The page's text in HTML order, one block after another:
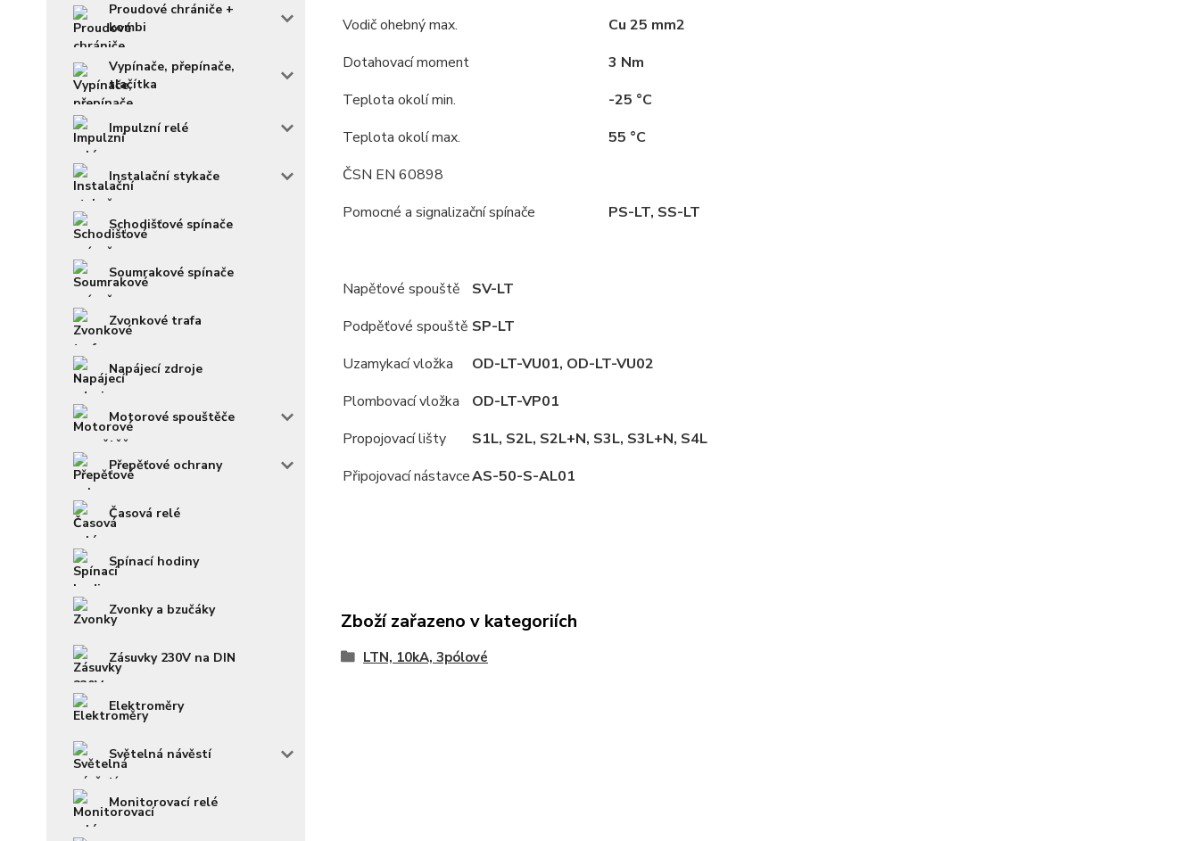
Proudové chrániče +
kombi
Vypínače, přepínače,
tlačítka
Impulzní relé
Instalační stykače
Schodišťové spínače
Soumrakové spínače
Zvonkové trafa
Napájecí zdroje
Motorové spouštěče
Přepěťové ochrany
Časová relé
Spínací hodiny
Zvonky a bzučáky
Zásuvky 230V na DIN
Elektroměry
Světelná návěstí
Monitorovací relé
Vodič ohebný max.
Cu 25 mm2
Dotahovací moment
3 Nm
Teplota okolí min.
-25 °C
Teplota okolí max.
55 °C
ČSN EN 60898
Pomocné a signalizační spínače
PS-LT, SS-LT
Napěťové spouště
SV-LT
Podpěťové spouště SP-LT
Uzamykací vložka
OD-LT-VU01, OD-LT-VU02
Plombovací vložka
OD-LT-VP01
Propojovací lišty
S1L, S2L, S2L+N, S3L, S3L+N, S4L
Připojovací nástavceAS-50-S-AL01
Zboží zařazeno v kategoriích
LTN, 10kA, 3pólové